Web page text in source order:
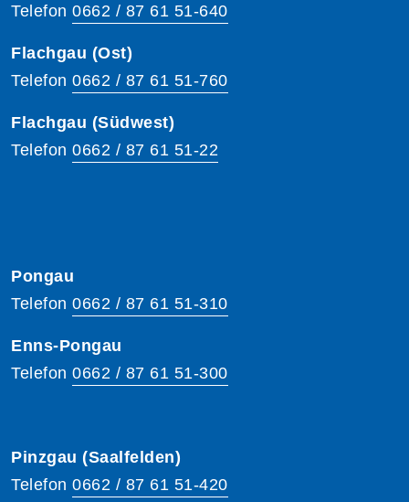
Telefon 0662 / 87 61 51-640
Flachgau (Ost)
Telefon 0662 / 87 61 51-760
Flachgau (Südwest)
Telefon 0662 / 87 61 51-22
Pongau
Telefon 0662 / 87 61 51-310
Enns-Pongau
Telefon 0662 / 87 61 51-300
Pinzgau (Saalfelden)
Telefon 0662 / 87 61 51-420